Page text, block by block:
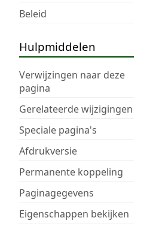
Beleid
Hulpmiddelen
Verwijzingen naar deze
pagina
Gerelateerde wijzigingen
Speciale pagina's
Afdrukversie
Permanente koppeling
Paginagegevens
Eigenschappen bekijken